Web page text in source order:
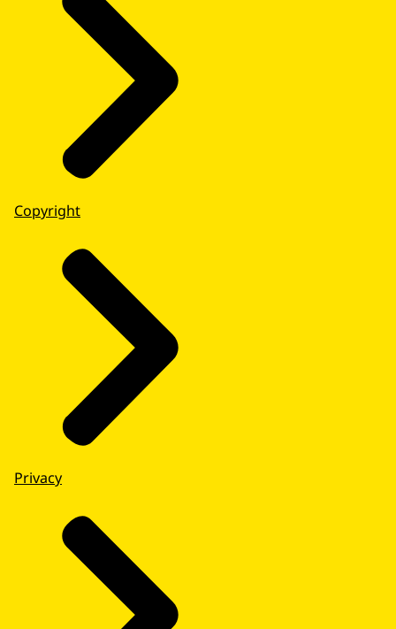
Copyright
Privacy